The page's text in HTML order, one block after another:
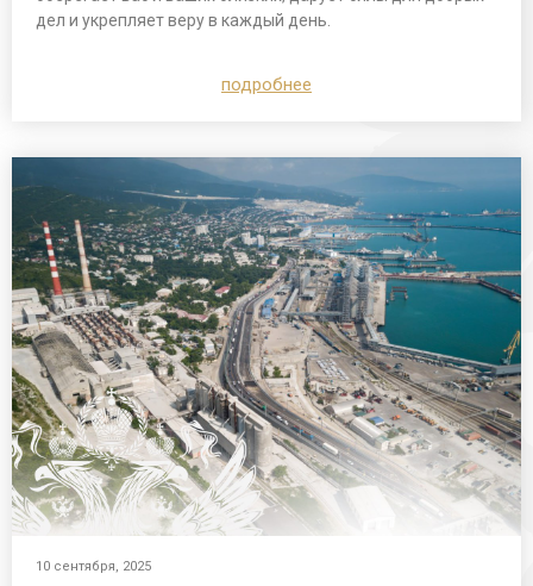
дел и укрепляет веру в каждый день.
подробнее
10 сентября, 2025